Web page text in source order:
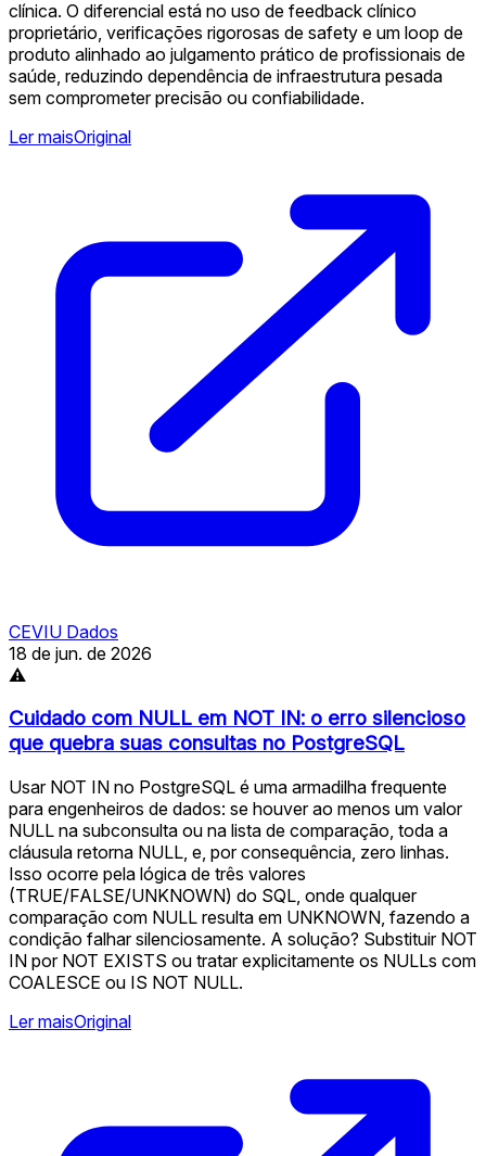
clínica. O diferencial está no uso de feedback clínico
proprietário, verificações rigorosas de safety e um loop de
produto alinhado ao julgamento prático de profissionais de
saúde, reduzindo dependência de infraestrutura pesada
sem comprometer precisão ou confiabilidade.
Ler maisOriginal
CEVIU Dados
18 de jun. de 2026
⚠
Cuidado com NULL em NOT IN: o erro silencioso
que quebra suas consultas no PostgreSQL
Usar NOT IN no PostgreSQL é uma armadilha frequente
para engenheiros de dados: se houver ao menos um valor
NULL na subconsulta ou na lista de comparação, toda a
cláusula retorna NULL, e, por consequência, zero linhas.
Isso ocorre pela lógica de três valores
(TRUE/FALSE/UNKNOWN) do SQL, onde qualquer
comparação com NULL resulta em UNKNOWN, fazendo a
condição falhar silenciosamente. A solução? Substituir NOT
IN por NOT EXISTS ou tratar explicitamente os NULLs com
COALESCE ou IS NOT NULL.
Ler maisOriginal